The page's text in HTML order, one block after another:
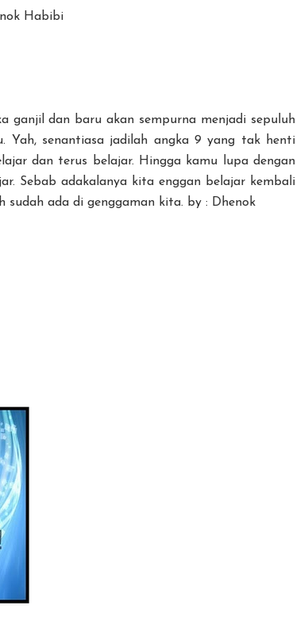
Habibi
ganjil dan baru akan sempurna menjadi sepuluh
Yah, senantiasa jadilah angka 9 yang tak henti
dan terus belajar. Hingga kamu lupa dengan
Sebab adakalanya kita enggan belajar kembali
sudah ada di genggaman kita. by : Dhenok